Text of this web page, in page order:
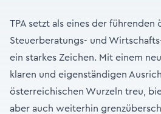
TPA setzt als eines der führenden
Steuerberatungs- und
ein starkes Zeichen. Mit einem
klaren und eigenständigen
österreichischen Wurzeln treu,
aber auch weiterhin